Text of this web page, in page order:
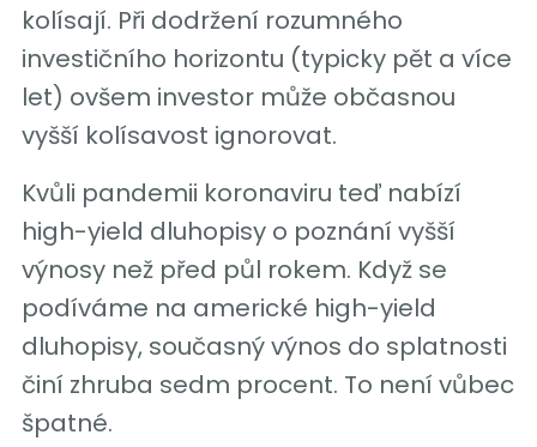
kolísají. Při dodržení rozumného
investičního horizontu (typicky pět a více
let) ovšem investor může občasnou
vyšší kolísavost ignorovat.
Kvůli pandemii koronaviru teď nabízí
high-yield dluhopisy o poznání vyšší
výnosy než před půl rokem. Když se
podíváme na americké high-yield
dluhopisy, současný výnos do splatnosti
činí zhruba sedm procent. To není vůbec
špatné.